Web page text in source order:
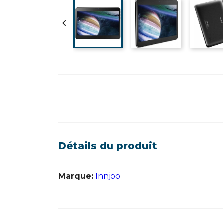

Détails du produit
Marque: Innjoo